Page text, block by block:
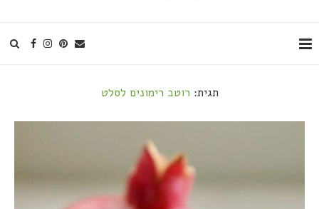
תגית: רוטב רימונים לסלט